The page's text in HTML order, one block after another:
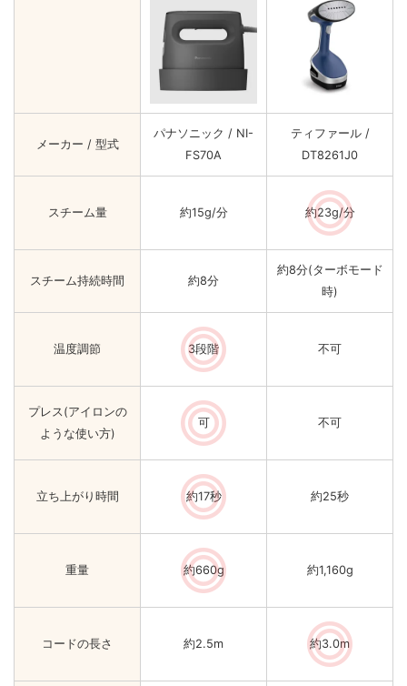
メーカー / 型式
パナソニック / NI-
FS70A
ティファール /
DT8261J0
スチーム量 約15g/分 約23g/分
スチーム持続時間 約8分
約8分(ターボモード
時)
温度調節 3段階 不可
プレス(アイロンの
ような使い方)
可 不可
立ち上がり時間 約17秒 約25秒
重量 約660g 約1,160g
コードの長さ 約2.5m 約3.0m